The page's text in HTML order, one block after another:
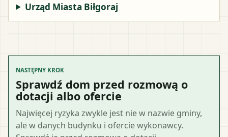
Urząd Miasta Biłgoraj
NASTĘPNY KROK
Sprawdź dom przed rozmową o
dotacji albo ofercie
Najwięcej ryzyka zwykle jest nie w nazwie gminy,
ale w danych budynku i ofercie wykonawcy.